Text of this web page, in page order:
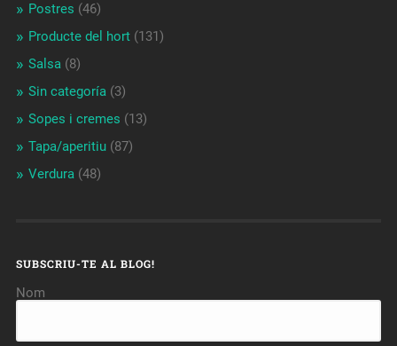
Postres (46)
Producte del hort(131)
Salsa(8)
Sin categoría(3)
Sopes i cremes (13)
Tapa/aperitiu(87)
Verdura(48)
SUBSCRIU-TE AL BLOG!
Nom